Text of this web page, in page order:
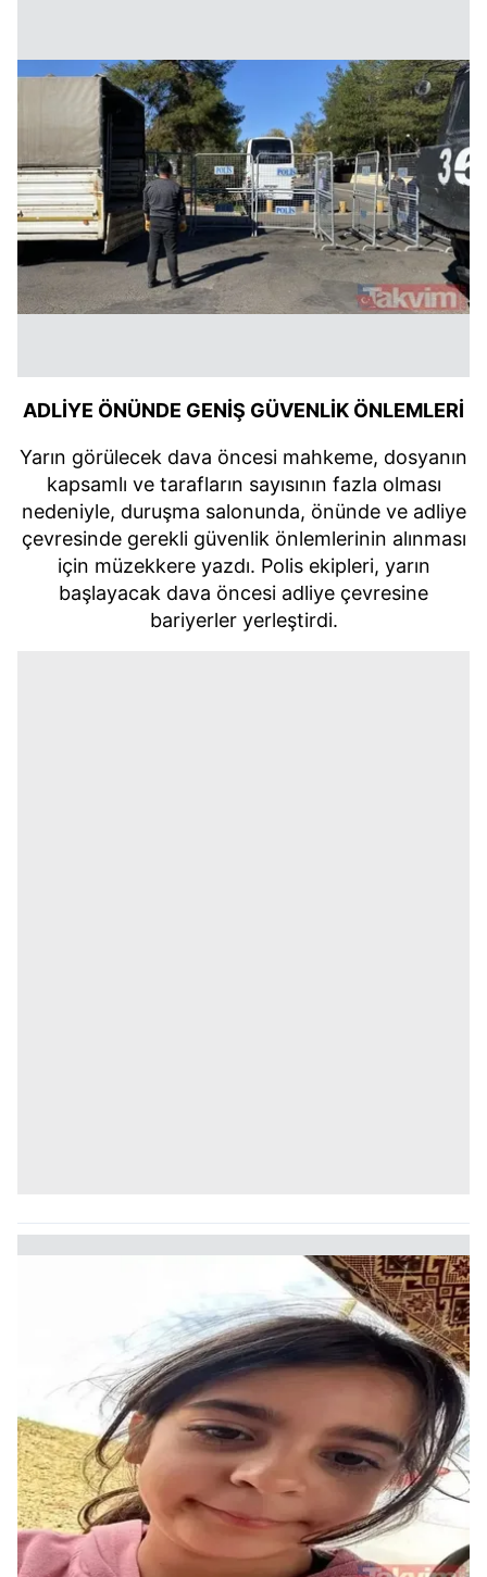
ADLİYE ÖNÜNDE GENİŞ GÜVENLİK ÖNLEMLERİ
Yarın görülecek dava öncesi mahkeme, dosyanın
kapsamlı ve tarafların sayısının fazla olması
nedeniyle, duruşma salonunda, önünde ve adliye
çevresinde gerekli güvenlik önlemlerinin alınması
için müzekkere yazdı. Polis ekipleri, yarın
başlayacak dava öncesi adliye çevresine
bariyerler yerleştirdi.